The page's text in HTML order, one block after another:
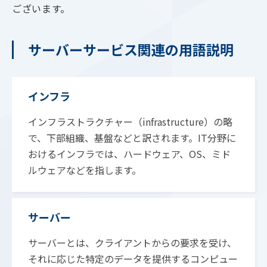
ございます。
サーバーサービス関連の用語説明
インフラ
インフラストラクチャー（infrastructure）の略
で、下部組織、基盤などと訳されます。IT分野に
おけるインフラでは、ハードウェア、OS、ミド
ルウェアなどを指します。
サーバー
サーバーとは、クライアントからの要求を受け、
それに応じた特定のデータを提供するコンピュー